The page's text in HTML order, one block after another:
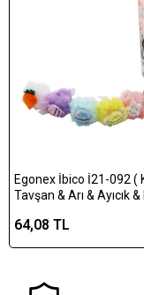
Egonex İbico İ21-092 (
Tavşan & Arı & Ayıcık &
Banyo Lifi ( Pvc Standlı
64,08 TL